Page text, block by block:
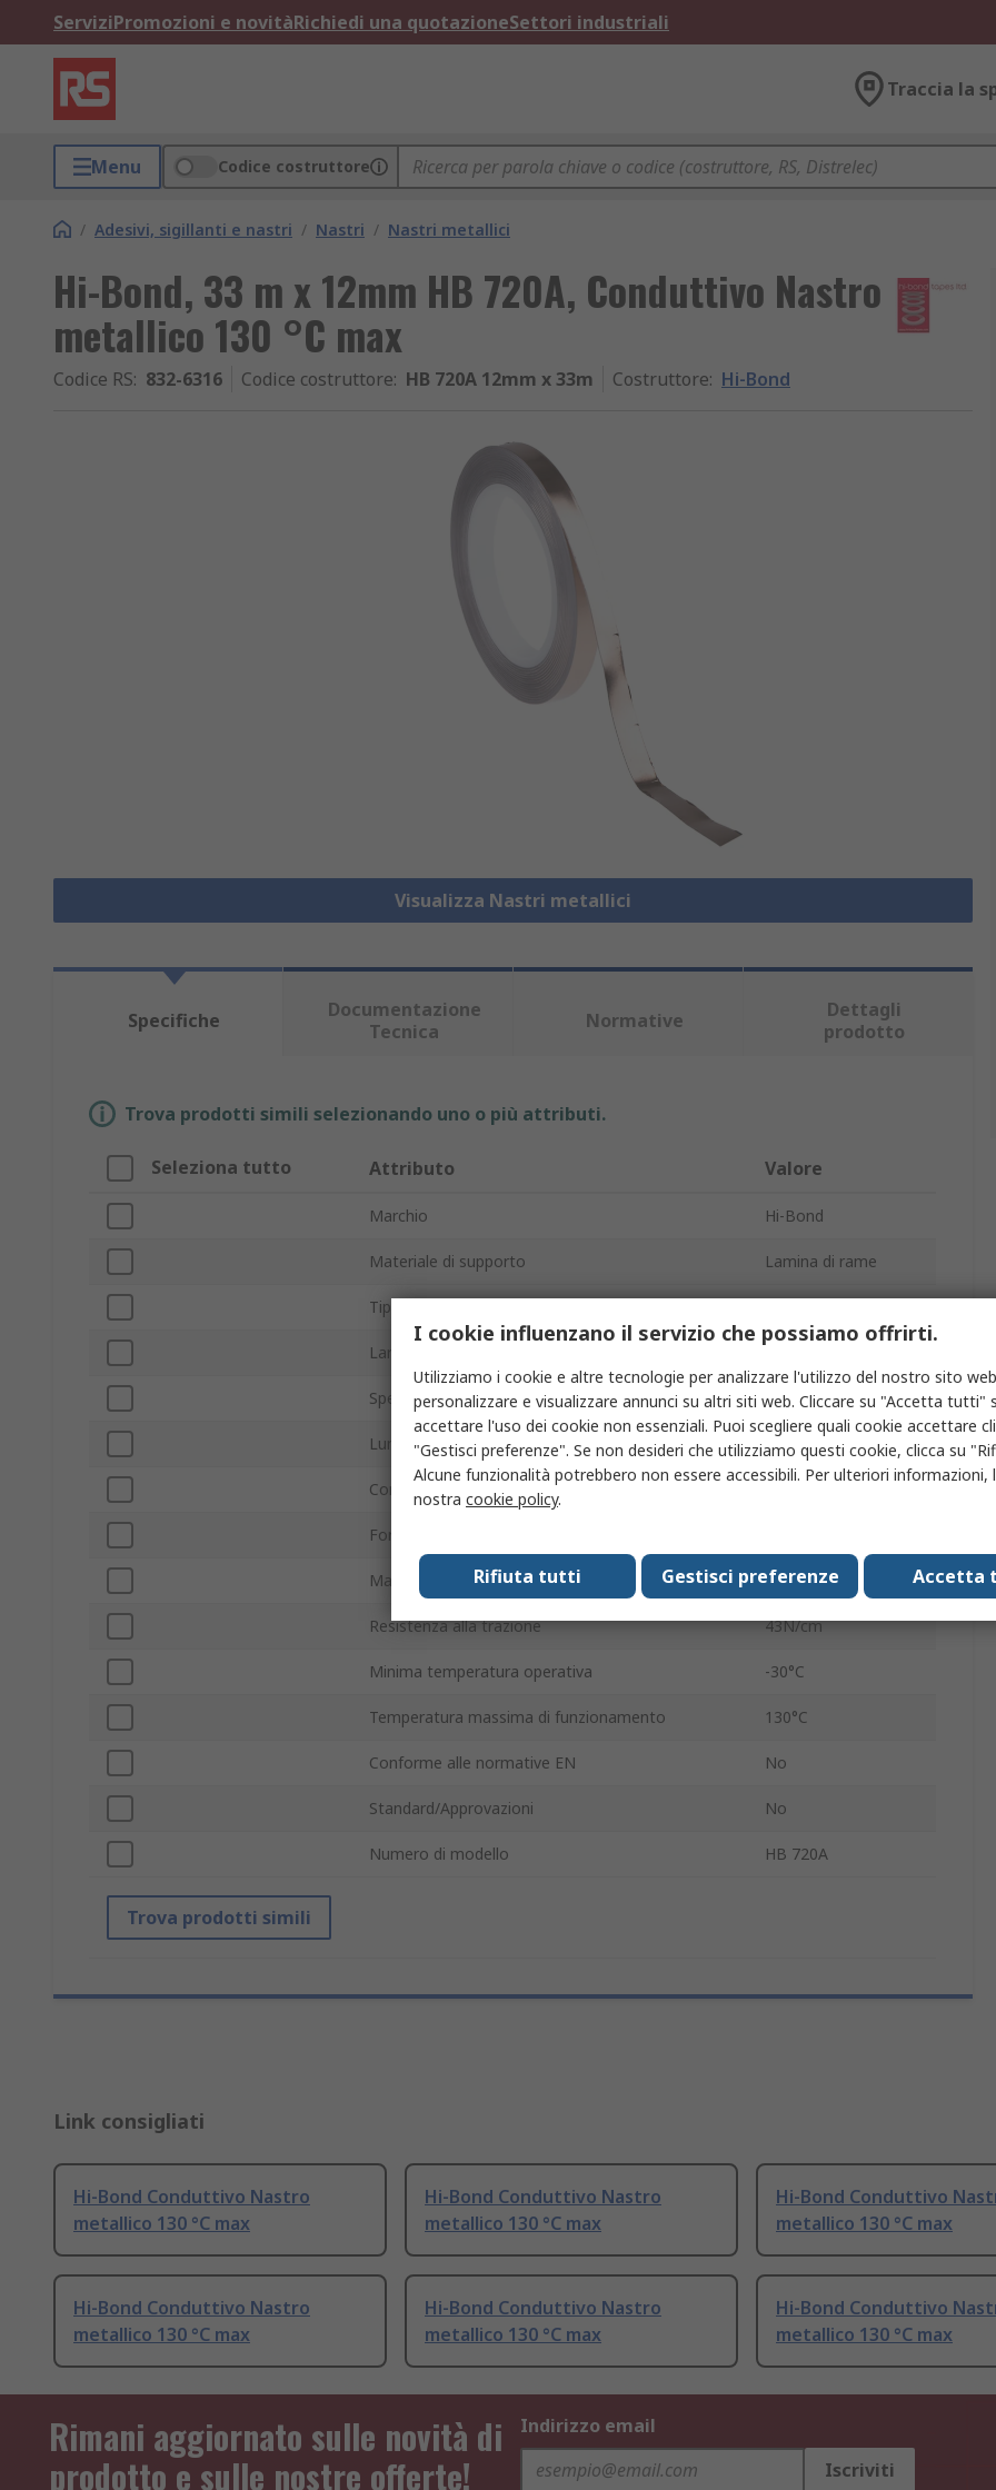
ServiziPromozioni e novitàRichiedi una quotazioneSettori industriali
Traccia la
Menu Codice costruttore
/ Adesivi, sigillanti e nastri / Nastri / Nastri metallici
Hi-Bond, 33 m x 12mm HB 720A, Conduttivo Nastro
metallico 130 °C max
Codice RS: 832-6316 Codice costruttore: HB 720A 12mm x 33m Costruttore: Hi-Bond
Visualizza Nastri metallici
Specifiche
Documentazione
Tecnica
Normative
Dettagli
prodotto
Trova prodotti simili selezionando uno o più attributi.
Seleziona tutto Attributo Valore
Marchio Hi-Bond
Materiale di supporto Lamina di rame
Tipo prodotto
Larghezza
Spessore 0.07mm
Lunghezza 33m
Conducibilità
Forza di adesione
Materiale adesivo Acrilico
Resistenza alla trazione 43N/cm
Minima temperatura operativa -30°C
Temperatura massima di funzionamento 130°C
Conforme alle normative EN No
Standard/Approvazioni No
Numero di modello HB 720A
Trova prodotti simili
Link consigliati
Hi-Bond Conduttivo Nastro
metallico 130 °C max
Hi-Bond Conduttivo Nastro
metallico 130 °C max
Hi-Bond Conduttivo
metallico 130 °C max
Hi-Bond Conduttivo Nastro
metallico 130 °C max
Hi-Bond Conduttivo Nastro
metallico 130 °C max
Hi-Bond Conduttivo
metallico 130 °C max
Rimani aggiornato sulle novità di
prodotto e sulle nostre offerte!
Indirizzo email
Iscriviti
I cookie influenzano il servizio che possiamo offrirti.
Utilizziamo i cookie e altre tecnologie per analizzare l'utilizzo del nostro sito
personalizzare e visualizzare annunci su altri siti web. Cliccare su "Accetta tutti"
accettare l'uso dei cookie non essenziali. Puoi scegliere quali cookie accettare
"Gestisci preferenze". Se non desideri che utilizziamo questi cookie, clicca su
Alcune funzionalità potrebbero non essere accessibili. Per ulteriori informazioni,
nostra cookie policy.
Accetta
Gestisci preferenze
Rifiuta tutti